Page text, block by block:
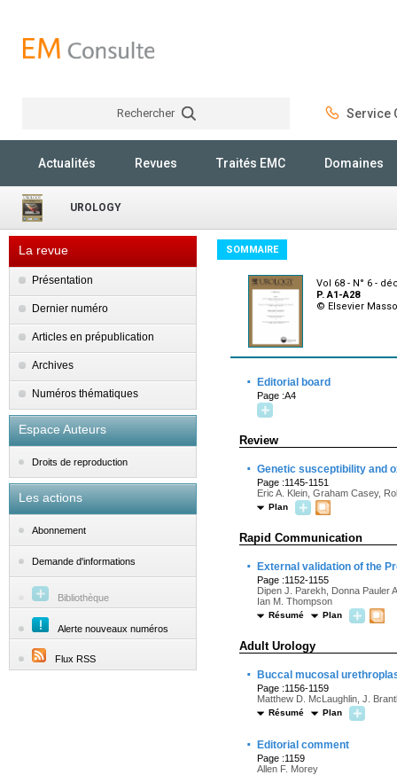
Rechercher Service
Actualités Revues Traités EMC Domaines
UROLOGY
La revue
Présentation
Dernier numéro
Articles en prépublication
Archives
Numéros thématiques
Espace Auteurs
Droits de reproduction
Les actions
Abonnement
Demande d'informations
Bibliothèque
Alerte nouveaux numéros
Flux RSS
SOMMAIRE
Vol 68 - N° 6 -
P. A1-A28
© Elsevier
· Editorial board
Page :A4
Review
· Genetic susceptibility and
Page :1145-1151
Eric A. Klein, Graham Casey,
Plan
Rapid Communication
· External validation of the
Page :1152-1155
Dipen J. Parekh, Donna Pauler
Ian M. Thompson
Résumé Plan
Adult Urology
· Buccal mucosal
Page :1156-1159
Matthew D. McLaughlin, J.
Résumé Plan
· Editorial comment
Page :1159
Allen F. Morey